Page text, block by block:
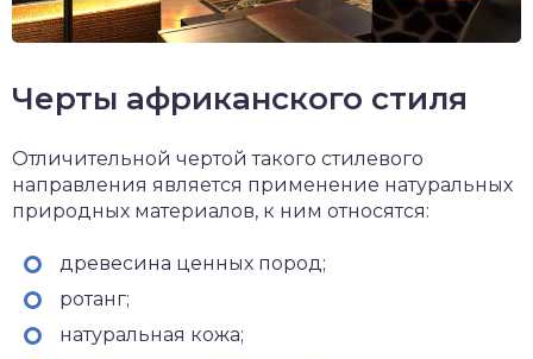
Черты африканского стиля
Отличительной чертой такого стилевого
направления является применение натуральных
природных материалов, к ним относятся:
древесина ценных пород;
ротанг;
натуральная кожа;